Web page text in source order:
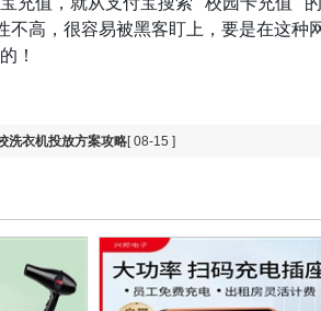
不高，很容易被黑客盯上，要是在这
！
洗衣机投放方案攻略[ 08-15 ]